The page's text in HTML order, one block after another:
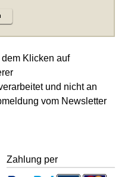
dem Klicken auf
und nicht an
vom Newsletter
Zahlung per